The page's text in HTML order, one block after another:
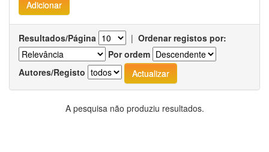
Resultados/Página | Ordenar registos por:
Por ordem
Autores/Registo
A pesquisa não produziu resultados.